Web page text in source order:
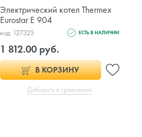
Электрический котел Thermex
Eurostar E 904
код: 127325 ЕСТЬ В НАЛИЧИИ
1 812.00 руб.
В КОРЗИНУ
Добавить в сравнение